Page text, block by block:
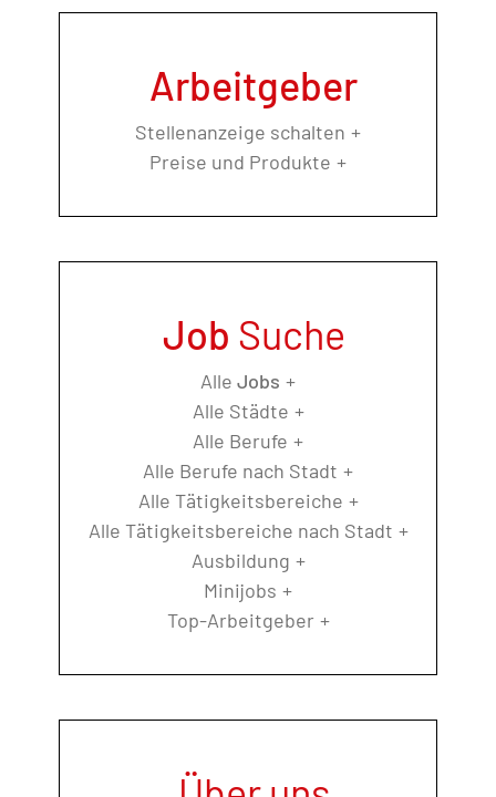
Arbeitgeber
Stellenanzeige schalten
Preise und Produkte
Job Suche
Alle Jobs
Alle Städte
Alle Berufe
Alle Berufe nach Stadt
Alle Tätigkeitsbereiche
Alle Tätigkeitsbereiche nach Stadt
Ausbildung
Minijobs
Top-Arbeitgeber